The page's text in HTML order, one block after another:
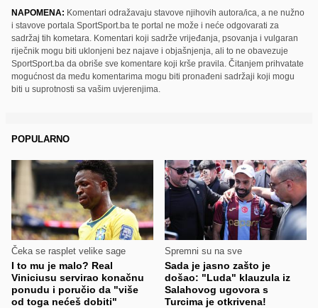
NAPOMENA: Komentari odražavaju stavove njihovih autora/ica, a ne nužno
i stavove portala SportSport.ba te portal ne može i neće odgovarati za
sadržaj tih kometara. Komentari koji sadrže vrijeđanja, psovanja i vulgaran
riječnik mogu biti uklonjeni bez najave i objašnjenja, ali to ne obavezuje
SportSport.ba da obriše sve komentare koji krše pravila. Čitanjem prihvatate
mogućnost da među komentarima mogu biti pronađeni sadržaji koji mogu
biti u suprotnosti sa vašim uvjerenjima.
POPULARNO
Čeka se rasplet velike sage
I to mu je malo? Real
Viniciusu servirao konačnu
ponudu i poručio da "više
od toga nećeš dobiti"
Spremni su na sve
Sada je jasno zašto je
došao: "Luda" klauzula iz
Salahovog ugovora s
Turcima je otkrivena!